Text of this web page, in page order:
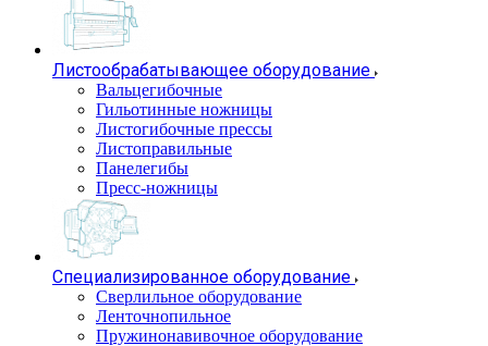
Листообрабатывающее оборудование
Вальцегибочные
Гильотинные ножницы
Листогибочные прессы
Листоправильные
Панелегибы
Пресс-ножницы
Специализированное оборудование
Сверлильное оборудование
Ленточнопильное
Пружинонавивочное оборудование